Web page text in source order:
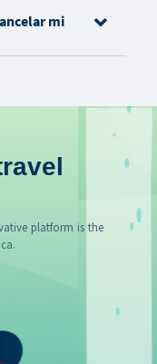
mi
platform is the